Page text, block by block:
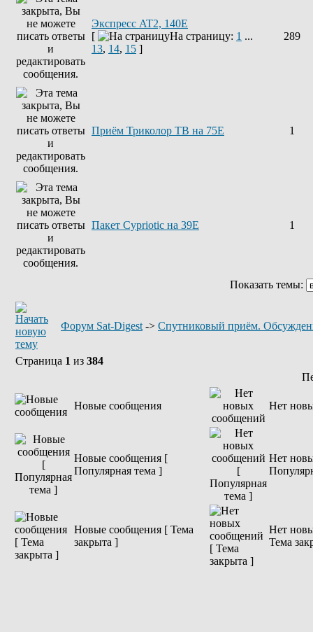
Экспресс AT2, 140E
[
На страницу: 1 ...
13, 14, 15 ]
289
Приём Триколор ТВ на 75Е 1
Пакет Cypriotic на 39Е 1
Показать темы:
Форум Sat-Digest -> Спутниковый приём.
Страница 1 из 384
Новые сообщения Нет
Новые сообщения [
Популярная тема ]
Нет
Новые сообщения [ Тема
закрыта ]
Нет
Тема